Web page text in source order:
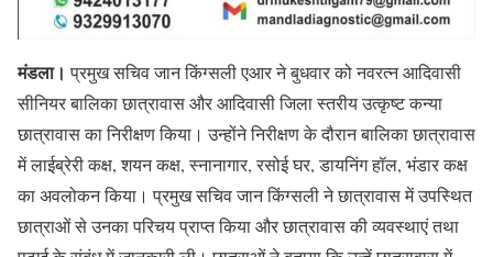
मंडला। प्रमुख सचिव जान किंग्सली एआर ने बुधवार को नवरत्न आदिवासी
सीनियर बालिका छात्रावास और आदिवासी जिला स्तरीय उत्कृष्ट कन्या
छात्रावास का निरीक्षण किया। उन्होंने निरीक्षण के दौरान बालिका छात्रावास
में लाईब्रेरी कक्ष, शयन कक्ष, स्नानागार, रसोई घर, डायनिंग हॉल, भंडार कक्ष
का अवलोकन किया। प्रमुख सचिव जान किंग्सली ने छात्रावास में उपस्थित
छात्राओं से उनका परिचय प्राप्त किया और छात्रावास की व्यवस्थाएं तथा